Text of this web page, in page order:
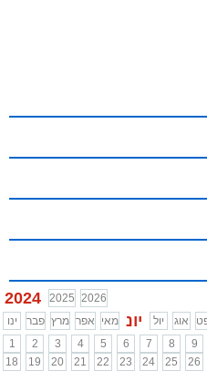
2024 2025 2026
ינו
פבר מרץ אפר מאי יונ יול אוג
1
2 3 4 5 6 7 8 9
18
19 20 21 22 23 24 25 26